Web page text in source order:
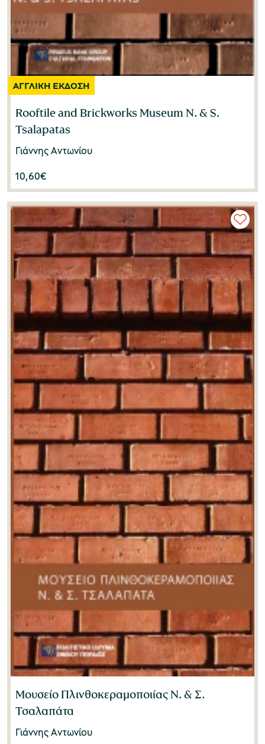
Rooftile and Brickworks Museum N. & S.
Tsalapatas
Γιάννης Αντωνίου
10,60€
Μουσείο Πλινθοκεραμοποιίας Ν. & Σ.
Τσαλαπάτα
Γιάννης Αντωνίου